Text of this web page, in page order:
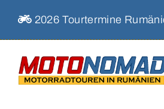
2026 Tourtermine